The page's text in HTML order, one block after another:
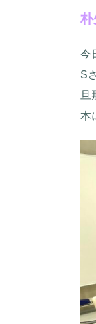
朴
今
S
旦
本